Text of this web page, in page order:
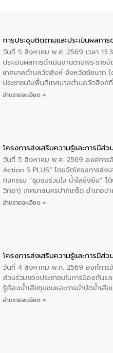
การประชุมติดตามและประเมินผลก
วันที่ 5 สิงหาคม พ.ศ. 2569 เวลา
ประเมินผลการดำเนินงานตามพระร
เทศบาลตำบลวัดสิงห์ จังหวัดชัยนาท
ประชาชนในพื้นที่เทศบาลตำบลวัดสิง
ให้การต้อนรับ
อ่านรายละเอียด »
โครงการส่งเสริมความรู้และการมีส่
วันที่ 5 สิงหาคม พ.ศ. 2569 องค์การจั
Action 5 PLUS” โดยจัดโครงการส่ง
กิจกรรม “ชุมชนร่วมใจ น้ำใสยั่งยืน” ไ
วิทยา) เทศบาลนครปากเกร็ด อำเภอ
อ่านรายละเอียด »
โครงการส่งเสริมความรู้และการมีส่
วันที่ 4 สิงหาคม พ.ศ. 2569 องค์การจั
ส่วนร่วมของประชาชนในการป้องกัน
รู้เรื่องน้ำเสียชุมชนและการบำบัดน้ำเ
อ่านรายละเอียด »